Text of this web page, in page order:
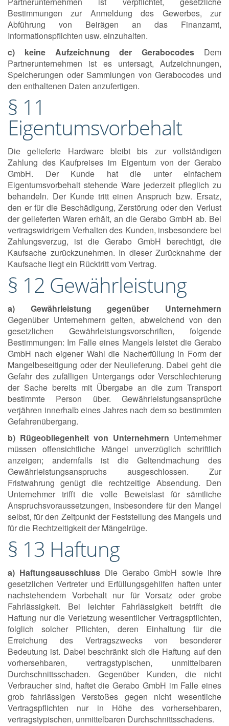
Bestimmungen zur Anmeldung des Gewerbes, zur
Abführung von Beirägen an das Finanzamt,
Informationspflichten usw. einzuhalten.
c) keine Aufzeichnung der Gerabocodes Dem
Partnerunternehmen ist es untersagt, Aufzeichnungen,
Speicherungen oder Sammlungen von Gerabocodes und
den enthaltenen Daten anzufertigen.
§ 11
Eigentumsvorbehalt
Die gelieferte Hardware bleibt bis zur vollständigen
Zahlung des Kaufpreises im Eigentum von der Gerabo
GmbH. Der Kunde hat die unter einfachem
Eigentumsvorbehalt stehende Ware jederzeit pfleglich zu
behandeln. Der Kunde tritt einen Anspruch bzw. Ersatz,
den er für die Beschädigung, Zerstörung oder den Verlust
der gelieferten Waren erhält, an die Gerabo GmbH ab. Bei
vertragswidrigem Verhalten des Kunden, insbesondere bei
Zahlungsverzug, ist die Gerabo GmbH berechtigt, die
Kaufsache zurückzunehmen. In dieser Zurücknahme der
Kaufsache liegt ein Rücktritt vom Vertrag.
§ 12 Gewährleistung
a) Gewährleistung gegenüber Unternehmern
Gegenüber Unternehmern gelten, abweichend von den
gesetzlichen Gewährleistungsvorschriften, folgende
Bestimmungen: Im Falle eines Mangels leistet die Gerabo
GmbH nach eigener Wahl die Nacherfüllung in Form der
Mangelbeseitigung oder der Neulieferung. Dabei geht die
Gefahr des zufälligen Untergangs oder Verschlechterung
der Sache bereits mit Übergabe an die zum Transport
bestimmte Person über. Gewährleistungsansprüche
verjähren innerhalb eines Jahres nach dem so bestimmten
Gefahrenübergang.
b) Rügeobliegenheit von Unternehmern Unternehmer
müssen offensichtliche Mängel unverzüglich schriftlich
anzeigen; andernfalls ist die Geltendmachung des
Gewährleistungsanspruchs ausgeschlossen. Zur
Fristwahrung genügt die rechtzeitige Absendung. Den
Unternehmer trifft die volle Beweislast für sämtliche
Anspruchsvoraussetzungen, insbesondere für den Mangel
selbst, für den Zeitpunkt der Feststellung des Mangels und
für die Rechtzeitigkeit der Mängelrüge.
§ 13 Haftung
a) HaftungsausschlussDie Gerabo GmbH sowie ihre
gesetzlichen Vertreter und Erfüllungsgehilfen haften unter
nachstehendem Vorbehalt nur für Vorsatz oder grobe
Fahrlässigkeit. Bei leichter Fahrlässigkeit betrifft die
Haftung nur die Verletzung wesentlicher Vertragspflichten,
folglich solcher Pflichten, deren Einhaltung für die
Erreichung des Vertragszwecks von besonderer
Bedeutung ist. Dabei beschränkt sich die Haftung auf den
vorhersehbaren, vertragstypischen, unmittelbaren
Durchschnittsschaden. Gegenüber Kunden, die nicht
Verbraucher sind, haftet die Gerabo GmbH im Falle eines
grob fahrlässigen Verstoßes gegen nicht wesentliche
Vertragspflichten nur in Höhe des vorhersehbaren,
vertragstypischen, unmittelbaren Durchschnittsschadens.